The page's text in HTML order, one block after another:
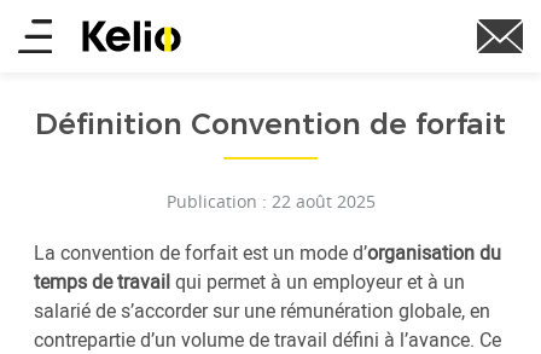
Aller
auMain
Définition Convention de forfait
Publication : 22 août 2025
La convention de forfait est un mode d’organisation du
temps de travailqui permet à un employeur et à un
salarié de s’accorder sur une rémunération globale, en
contrepartie d’un volume de travail défini à l’avance. Ce